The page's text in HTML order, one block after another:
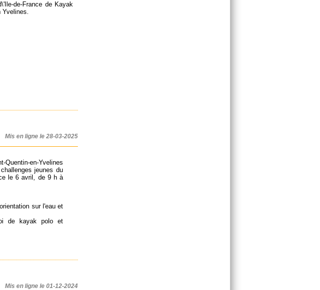
de-France de Kayak
Yvelines.
Mis en ligne le 28-03-2025
en-Yvelines
jeunes du
le 6 avril, de 9 h à
sur l'eau et
de kayak polo et
Mis en ligne le 01-12-2024